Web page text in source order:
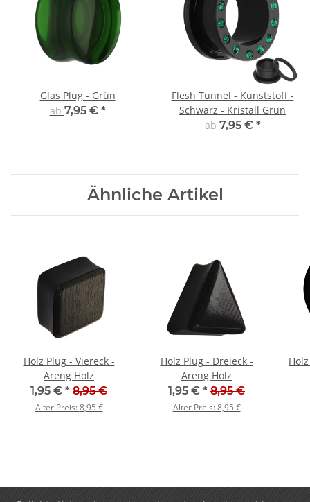
Glas Plug - Grün
ab 7,95 € *
Flesh Tunnel - Kunststoff -
Schwarz - Kristall Grün
ab 7,95 € *
Ähnliche Artikel
Holz Plug - Viereck -
Areng Holz
1,95 € * 8,95 €
Alter Preis:8,95 €
Holz Plug - Dreieck -
Areng Holz
1,95 € * 8,95 €
Alter Preis:8,95 €